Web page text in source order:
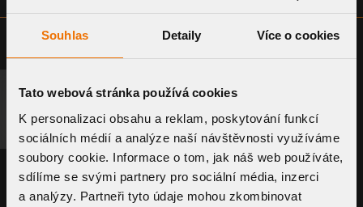
Souhlas Detaily Více o cookies
Tato webová stránka používá cookies
K personalizaci obsahu a reklam, poskytování funkcí
sociálních médií a analýze naší návštěvnosti využíváme
soubory cookie. Informace o tom, jak náš web používáte,
sdílíme se svými partnery pro sociální média, inzerci
a analýzy. Partneři tyto údaje mohou zkombinovat
RELATED PRODUCTS